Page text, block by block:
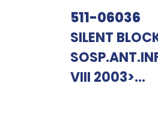
511-06036
SILENT
VIII 2003>...